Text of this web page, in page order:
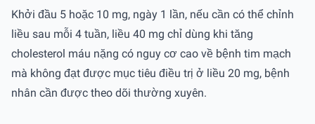
Khởi đầu 5 hoặc 10 mg, ngày 1 lần, nếu cần có thể chỉnh
liều sau mỗi 4 tuần, liều 40 mg chỉ dùng khi tăng
cholesterol máu nặng có nguy cơ cao về bệnh tim mạch
mà không đạt được mục tiêu điều trị ở liều 20 mg, bệnh
nhân cần được theo dõi thường xuyên.